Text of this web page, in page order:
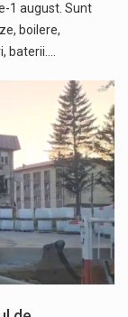
1 august. Sunt
boilere,
baterii.…